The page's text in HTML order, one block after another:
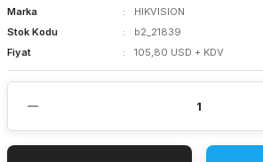
Marka
HIKVISION
Stok Kodu
b2_21839
Fiyat
105,80 USD + KDV